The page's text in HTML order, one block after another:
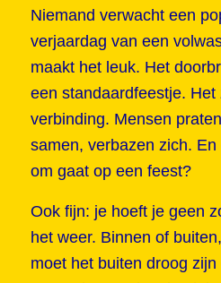
Niemand verwacht een
verjaardag van een
maakt het leuk. Het
een standaardfeestje. Het
verbinding. Mensen
samen, verbazen zich.
om gaat op een feest?
Ook fijn: je hoeft je geen
het weer. Binnen of
moet het buiten droog